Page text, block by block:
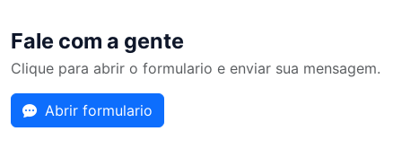
Fale com a gente
Clique para abrir o formulario e enviar sua mensagem.
Abrir formulario